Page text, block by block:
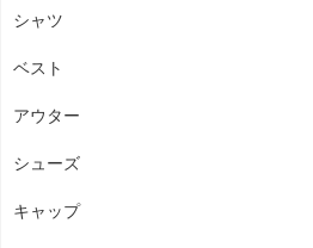
シャツ
ベスト
アウター
シューズ
キャップ